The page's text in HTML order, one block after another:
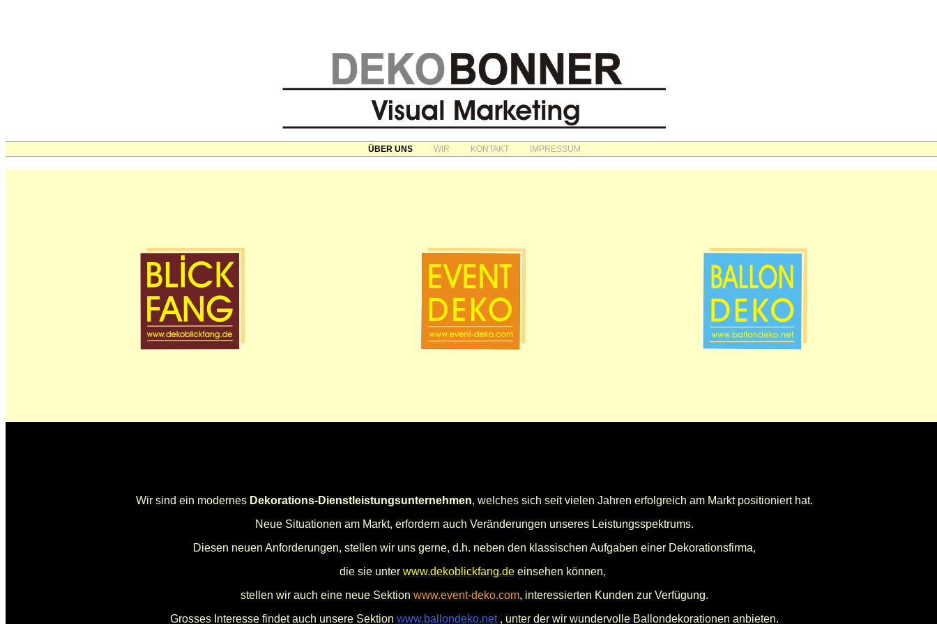
ÜBER UNS WIR KONTAKT IMPRESSUM
Wir sind ein modernes Dekorations-Dienstleistungsunternehmen, welches sich seit vielen Jahren erfolgreich am Markt positioniert hat.
Neue Situationen am Markt, erfordern auch Veränderungen unseres Leistungsspektrums.
Diesen neuen Anforderungen, stellen wir uns gerne, d.h. neben den klassischen Aufgaben einer Dekorationsfirma,
die sie unter www.dekoblickfang.de einsehen können,
stellen wir auch eine neue Sektion www.event-deko.com, interessierten Kunden zur Verfügung.
Grosses Interesse findet auch unsere Sektion www.ballondeko.net, unter der wir wundervolle Ballondekorationen anbieten.